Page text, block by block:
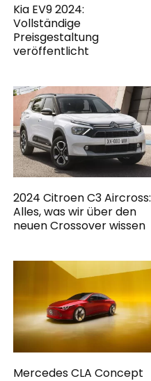
Kia EV9 2024:
Vollständige
Preisgestaltung
veröffentlicht
2024 Citroen C3 Aircross:
Alles, was wir über den
neuen Crossover wissen
Mercedes CLA Concept